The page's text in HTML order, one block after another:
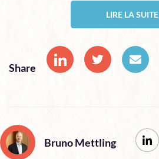
LIRE LA SUITE
Share
Bruno Mettling